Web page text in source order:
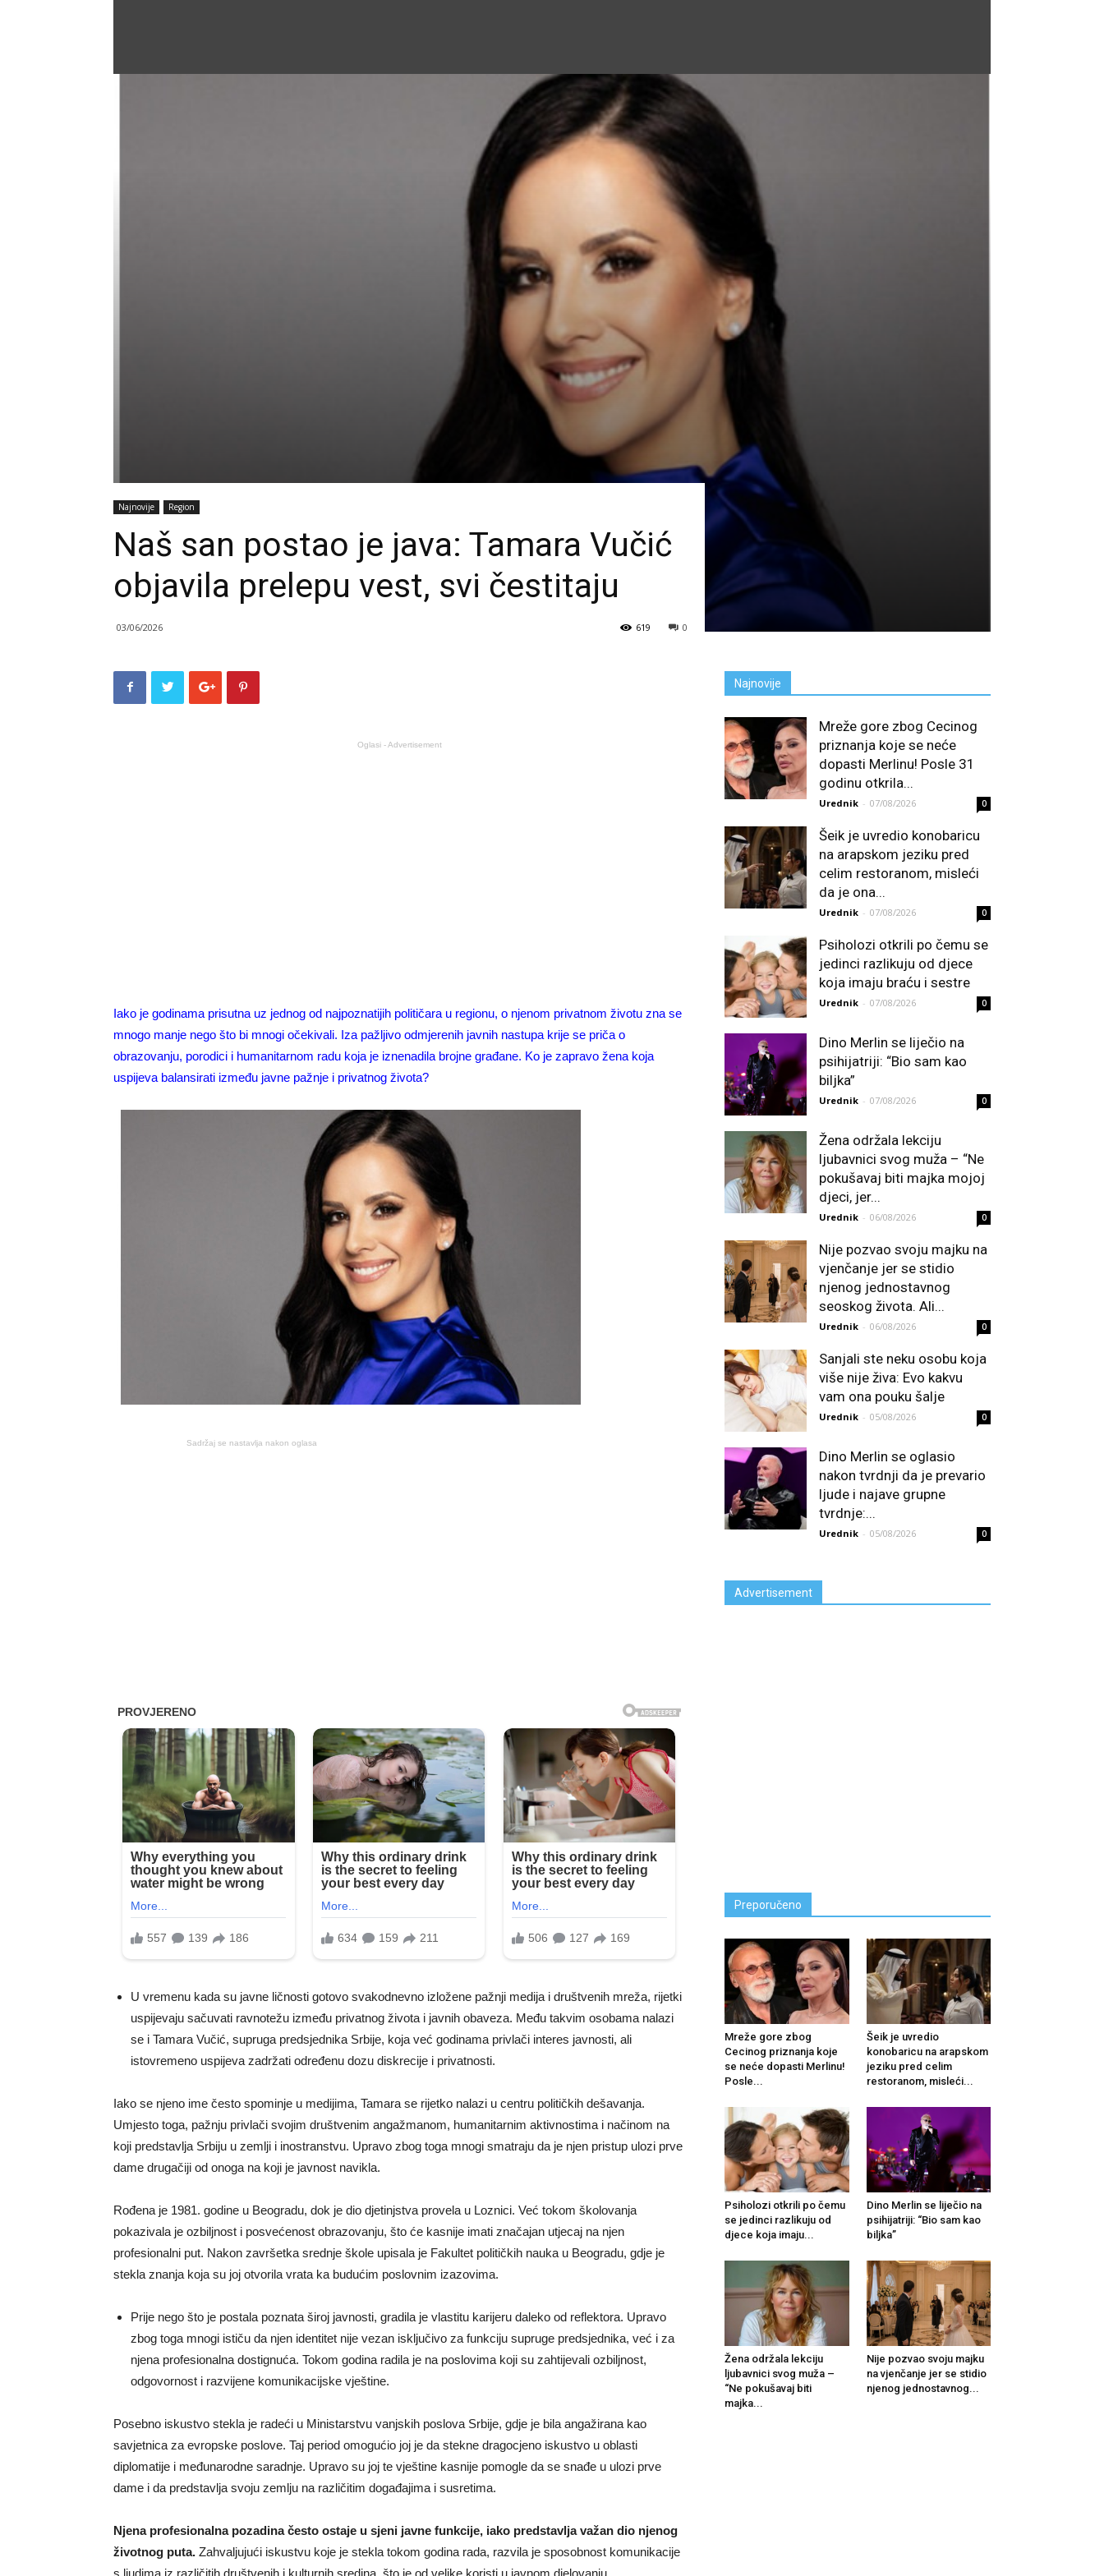
Najnovije Region
Naš san postao je java: Tamara Vučić
objavila prelepu vest, svi čestitaju
03/06/2026 0
619
Oglasi - Advertisement
Iako je godinama prisutna uz jednog od najpoznatijih političara u regionu, o njenom privatnom životu zna se
mnogo manje nego što bi mnogi očekivali. Iza pažljivo odmjerenih javnih nastupa krije se priča o
obrazovanju, porodici i humanitarnom radu koja je iznenadila brojne građane. Ko je zapravo žena koja
uspijeva balansirati između javne pažnje i privatnog života?
Sadržaj se nastavlja nakon oglasa
U vremenu kada su javne ličnosti gotovo svakodnevno izložene pažnji medija i društvenih mreža, rijetki
uspijevaju sačuvati ravnotežu između privatnog života i javnih obaveza. Među takvim osobama nalazi
se i Tamara Vučić, supruga predsjednika Srbije, koja već godinama privlači interes javnosti, ali
istovremeno uspijeva zadržati određenu dozu diskrecije i privatnosti.
Iako se njeno ime često spominje u medijima, Tamara se rijetko nalazi u centru političkih dešavanja.
Umjesto toga, pažnju privlači svojim društvenim angažmanom, humanitarnim aktivnostima i načinom na
koji predstavlja Srbiju u zemlji i inostranstvu. Upravo zbog toga mnogi smatraju da je njen pristup ulozi prve
dame drugačiji od onoga na koji je javnost navikla.
Rođena je 1981. godine u Beogradu, dok je dio djetinjstva provela u Loznici. Već tokom školovanja
pokazivala je ozbiljnost i posvećenost obrazovanju, što će kasnije imati značajan utjecaj na njen
profesionalni put. Nakon završetka srednje škole upisala je Fakultet političkih nauka u Beogradu, gdje je
stekla znanja koja su joj otvorila vrata ka budućim poslovnim izazovima.
Prije nego što je postala poznata široj javnosti, gradila je vlastitu karijeru daleko od reflektora. Upravo
zbog toga mnogi ističu da njen identitet nije vezan isključivo za funkciju supruge predsjednika, već i za
njena profesionalna dostignuća. Tokom godina radila je na poslovima koji su zahtijevali ozbiljnost,
odgovornost i razvijene komunikacijske vještine.
Posebno iskustvo stekla je radeći u Ministarstvu vanjskih poslova Srbije, gdje je bila angažirana kao
savjetnica za evropske poslove. Taj period omogućio joj je da stekne dragocjeno iskustvo u oblasti
diplomatije i međunarodne saradnje. Upravo su joj te vještine kasnije pomogle da se snađe u ulozi prve
dame i da predstavlja svoju zemlju na različitim događajima i susretima.
Njena profesionalna pozadina često ostaje u sjeni javne funkcije, iako predstavlja važan dio njenog
životnog puta. Zahvaljujući iskustvu koje je stekla tokom godina rada, razvila je sposobnost komunikacije
s ljudima iz različitih društvenih i kulturnih sredina, što je od velike koristi u javnom djelovanju.
Najnovije
Mreže gore zbog Cecinog
priznanja koje se neće
dopasti Merlinu! Posle 31
godinu otkrila...
Urednik - 07/08/2026 0
Šeik je uvredio konobaricu
na arapskom jeziku pred
celim restoranom, misleći
da je ona...
Urednik - 07/08/2026 0
Psiholozi otkrili po čemu se
jedinci razlikuju od djece
koja imaju braću i sestre
Urednik - 07/08/2026 0
Dino Merlin se liječio na
psihijatriji: “Bio sam kao
biljka”
Urednik - 07/08/2026 0
Žena održala lekciju
ljubavnici svog muža – “Ne
pokušavaj biti majka mojoj
djeci, jer...
Urednik - 06/08/2026 0
Nije pozvao svoju majku na
vjenčanje jer se stidio
njenog jednostavnog
seoskog života. Ali...
Urednik - 06/08/2026 0
Sanjali ste neku osobu koja
više nije živa: Evo kakvu
vam ona pouku šalje
Urednik - 05/08/2026 0
Dino Merlin se oglasio
nakon tvrdnji da je prevario
ljude i najave grupne
tvrdnje:...
Urednik - 05/08/2026 0
Advertisement
Preporučeno
Mreže gore zbog
Cecinog priznanja koje
se neće dopasti Merlinu!
Posle...
Šeik je uvredio
konobaricu na arapskom
jeziku pred celim
restoranom, misleći...
Psiholozi otkrili po čemu
se jedinci razlikuju od
djece koja imaju...
Dino Merlin se liječio na
psihijatriji: “Bio sam kao
biljka”
Žena održala lekciju
ljubavnici svog muža –
“Ne pokušavaj biti
majka...
Nije pozvao svoju majku
na vjenčanje jer se stidio
njenog jednostavnog...